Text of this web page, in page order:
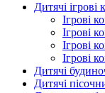
Дитячі ігрові
Ігрові
Ігрові
Ігрові
Ігрові
Дитячі
Дитячі